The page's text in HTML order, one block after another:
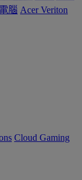
腦 Acer Veriton
Cloud Gaming